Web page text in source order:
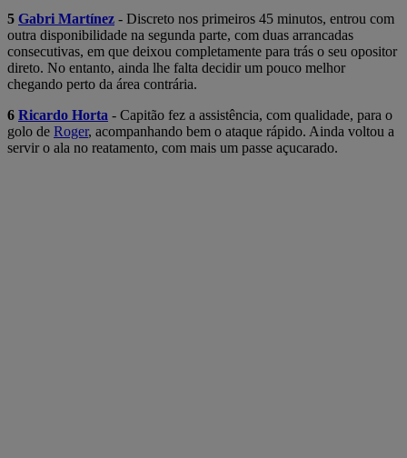
5 Gabri Martínez - Discreto nos primeiros 45 minutos, entrou com
outra disponibilidade na segunda parte, com duas arrancadas
consecutivas, em que deixou completamente para trás o seu opositor
direto. No entanto, ainda lhe falta decidir um pouco melhor
chegando perto da área contrária.
6 Ricardo Horta - Capitão fez a assistência, com qualidade, para o
golo de Roger, acompanhando bem o ataque rápido. Ainda voltou a
servir o ala no reatamento, com mais um passe açucarado.